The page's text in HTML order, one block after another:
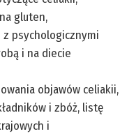
gluten,
z psychologicznymi
i na diecie
objawów celiakii,
i zbóż, listę
i